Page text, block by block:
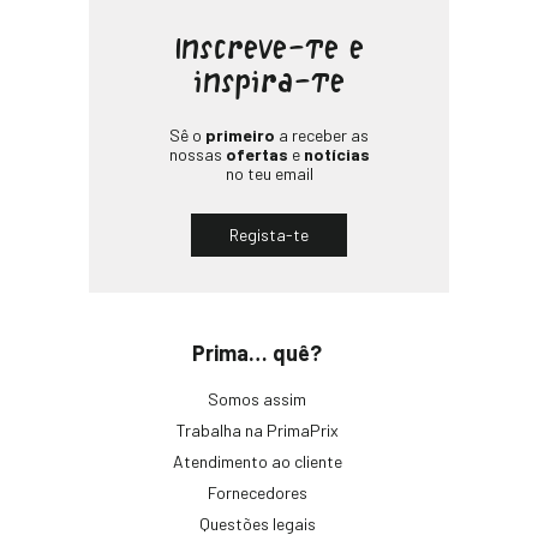
Prima… quê?
Somos assim
Trabalha na PrimaPrix
Atendimento ao cliente
Fornecedores
Questões legais
Inscreve-te e
inspira-te
Sê o primeiro a receber as
nossas ofertas e notícias
no teu email
Regista-te